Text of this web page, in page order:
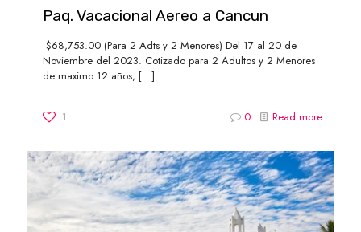
Paq. Vacacional Aereo a Cancun
$68,753.00 (Para 2 Adts y 2 Menores) Del 17 al 20 de
Noviembre del 2023. Cotizado para 2 Adultos y 2 Menores
de maximo 12 años, […]
1 0 Read more